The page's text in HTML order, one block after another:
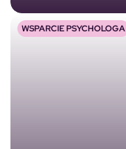
WSPARCIE PSYCHOLOGA